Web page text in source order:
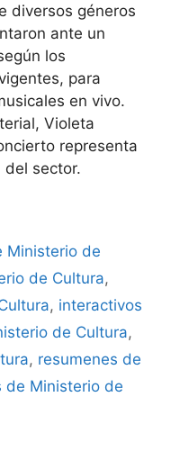
diversos géneros
ante un
los
para
en vivo.
Violeta
representa
del sector.
Ministerio de
de Cultura,
, interactivos
de Cultura,
, resumenes de
de Ministerio de